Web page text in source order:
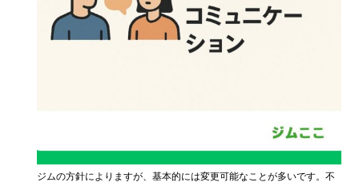
ジムの方針によりますが、基本的には変更可能なことが多いです。不